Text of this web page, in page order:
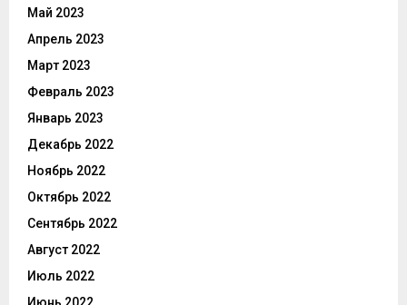
Май 2023
Апрель 2023
Март 2023
Февраль 2023
Январь 2023
Декабрь 2022
Ноябрь 2022
Октябрь 2022
Сентябрь 2022
Август 2022
Июль 2022